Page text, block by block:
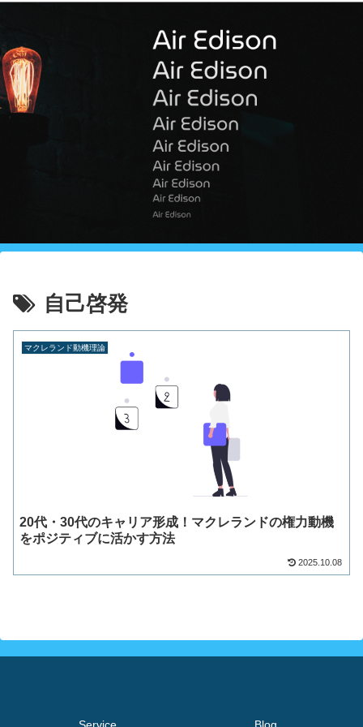
自己啓発
マクレランド動機理論
20代・30代のキャリア形成！マクレランドの権力動機
をポジティブに活かす方法
2025.10.08
Service Blog